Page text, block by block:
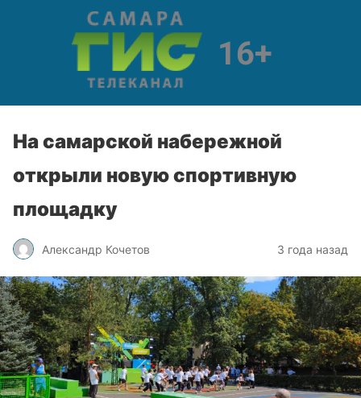
На самарской набережной
открыли новую спортивную
площадку
Александр Кочетов 3 года назад